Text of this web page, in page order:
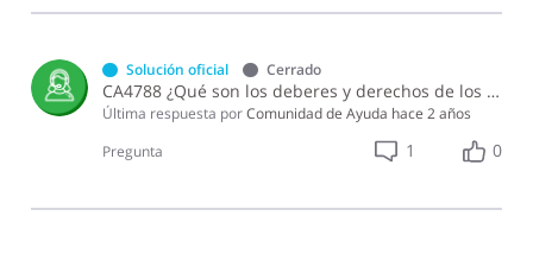
Solución oficial Cerrado
CA4788 ¿Qué son los deberes y derechos de los contribuyente?
Última respuesta porComunidad de Ayuda hace 2 años
Pregunta
1 0